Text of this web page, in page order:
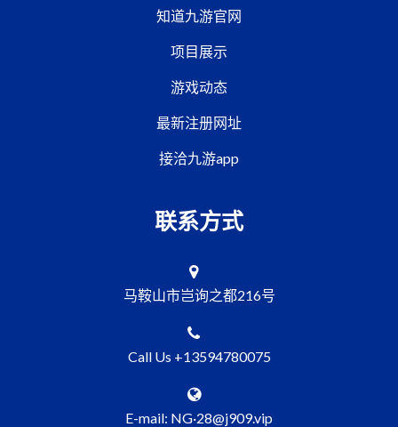
知道九游官网
项目展示
游戏动态
最新注册网址
接洽九游app
联系方式
马鞍山市岂询之都216号
Call Us +13594780075
E-mail: NG·28@j909.vip